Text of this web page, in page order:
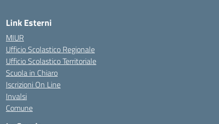
Link Esterni
MIUR
Ufficio Scolastico Regionale
Ufficio Scolastico Territoriale
Scuola in Chiaro
Iscrizioni On Line
Invalsi
Comune